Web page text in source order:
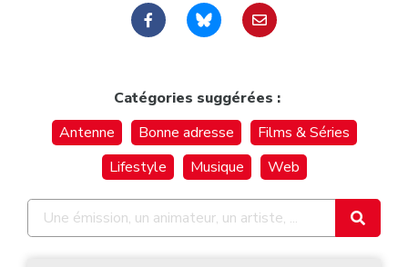
Catégories suggérées :
Antenne
Bonne adresse
Films & Séries
Lifestyle
Musique Web